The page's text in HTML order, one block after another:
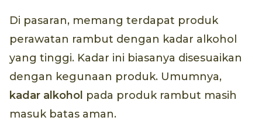
Di pasaran, memang terdapat produk
perawatan rambut dengan kadar alkohol
yang tinggi. Kadar ini biasanya disesuaikan
dengan kegunaan produk. Umumnya,
kadar alkohol pada produk rambut masih
masuk batas aman.